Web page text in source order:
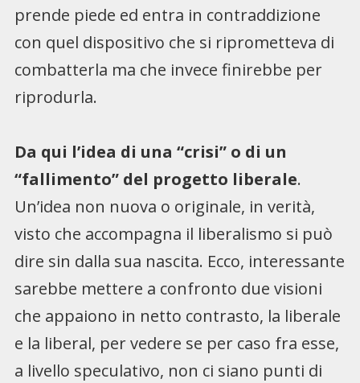
prende piede ed entra in contraddizione
con quel dispositivo che si riprometteva di
combatterla ma che invece finirebbe per
riprodurla.
Da qui l’idea di una “crisi” o di un
“fallimento” del progetto liberale.
Un’idea non nuova o originale, in verità,
visto che accompagna il liberalismo si può
dire sin dalla sua nascita. Ecco, interessante
sarebbe mettere a confronto due visioni
che appaiono in netto contrasto, la liberale
e la liberal, per vedere se per caso fra esse,
a livello speculativo, non ci siano punti di